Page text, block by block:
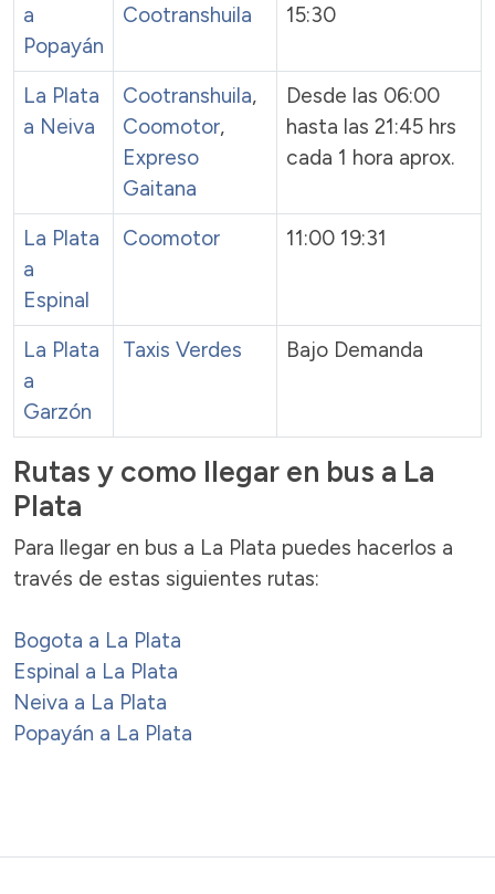
a
Popayán
Cootranshuila
15:30
La Plata
a Neiva
Cootranshuila,
Coomotor,
Expreso
Gaitana
Desde las 06:00
hasta las 21:45 hrs
cada 1 hora aprox.
La Plata
a
Espinal
Coomotor 11:00 19:31
La Plata
a
Garzón
Taxis Verdes Bajo Demanda
Rutas y como llegar en bus a La
Plata
Para llegar en bus a La Plata puedes hacerlos a
través de estas siguientes rutas:
Bogota a La Plata
Espinal a La Plata
Neiva a La Plata
Popayán a La Plata